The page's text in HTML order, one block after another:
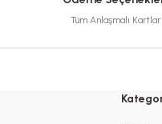
Tüm Anlaşmalı Kartlar